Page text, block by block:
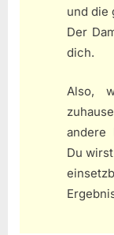
und die
Der
dich.
Also,
andere
Du